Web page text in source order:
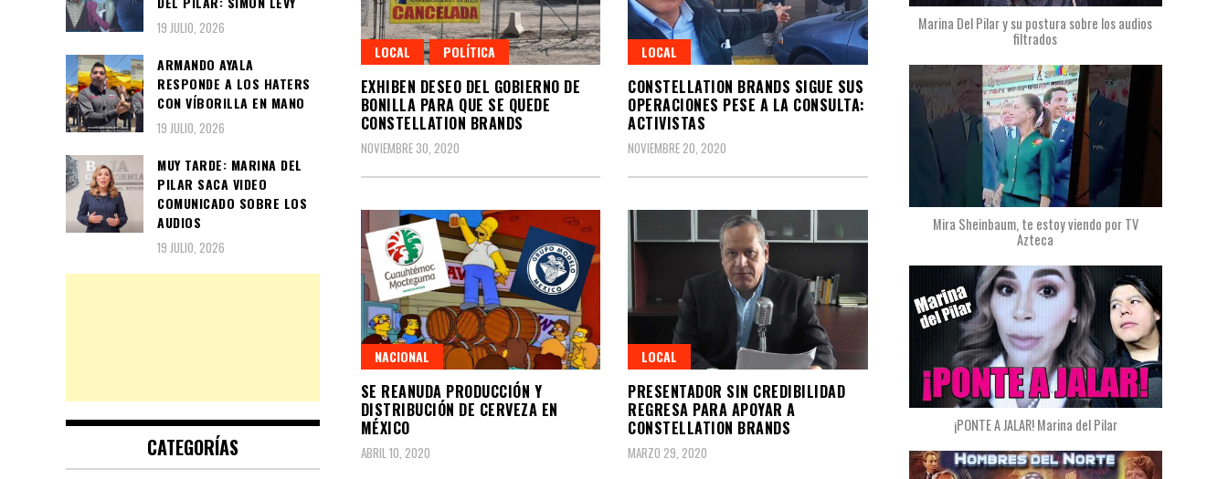
LOCAL POLÍTICA
EXHIBEN DESEO DEL GOBIERNO DE
BONILLA PARA QUE SE QUEDE
CONSTELLATION BRANDS
NOVIEMBRE 30, 2020
LOCAL
CONSTELLATION BRANDS SIGUE SUS
OPERACIONES PESE A LA CONSULTA:
ACTIVISTAS
NOVIEMBRE 20, 2020
NACIONAL
SE REANUDA PRODUCCIÓN Y
DISTRIBUCIÓN DE CERVEZA EN
MÉXICO
ABRIL 10, 2020
LOCAL
PRESENTADOR SIN CREDIBILIDAD
REGRESA PARA APOYAR A
CONSTELLATION BRANDS
MARZO 29, 2020
19 JULIO, 2026
ARMANDO AYALA
RESPONDE A LOS HATERS
CON VÍBORILLA EN MANO
19 JULIO, 2026
MUY TARDE: MARINA DEL
PILAR SACA VIDEO
COMUNICADO SOBRE LOS
AUDIOS
19 JULIO, 2026
CATEGORÍAS
Marina Del Pilar y su postura sobre los audios
filtrados
Mira Sheinbaum, te estoy viendo por TV
Azteca
¡PONTE A JALAR! Marina del Pilar